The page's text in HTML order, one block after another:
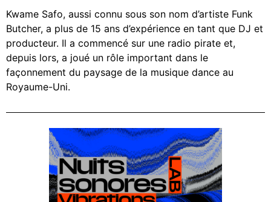
Kwame Safo, aussi connu sous son nom d’artiste Funk
Butcher, a plus de 15 ans d’expérience en tant que DJ et
producteur. Il a commencé sur une radio pirate et,
depuis lors, a joué un rôle important dans le
façonnement du paysage de la musique dance au
Royaume-Uni.